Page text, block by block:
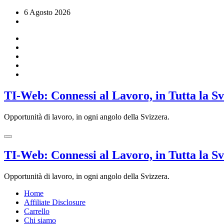
6 Agosto 2026
TI-Web: Connessi al Lavoro, in Tutta la
Opportunità di lavoro, in ogni angolo della Svizzera.
TI-Web: Connessi al Lavoro, in Tutta la
Opportunità di lavoro, in ogni angolo della Svizzera.
Home
Affiliate Disclosure
Carrello
Chi siamo